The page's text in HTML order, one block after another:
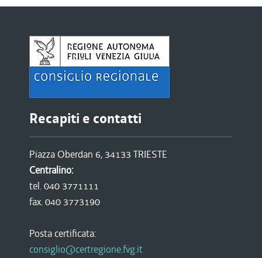
Recapiti e contatti
Piazza Oberdan 6, 34133 TRIESTE
Centralino:
tel. 040 3771111
fax. 040 3773190
Posta certificata:
consiglio@certregione.fvg.it